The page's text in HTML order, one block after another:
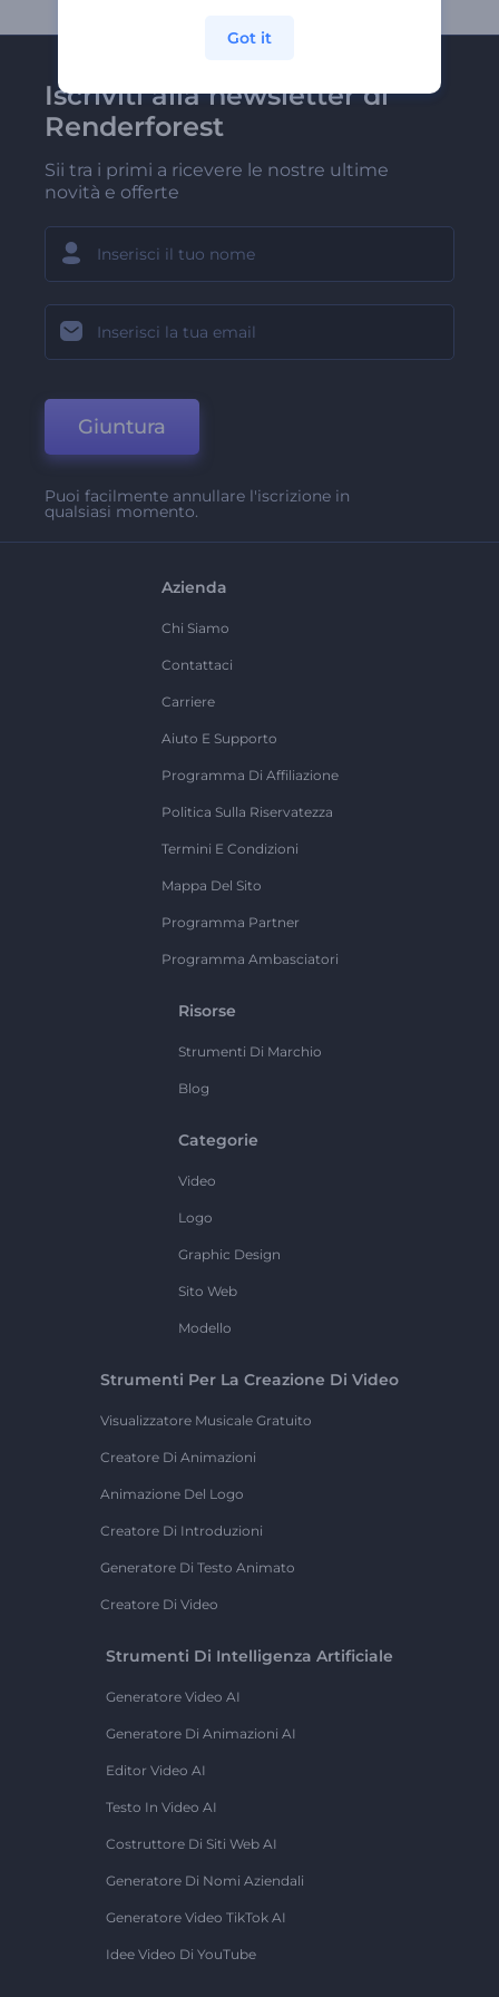
Iscriviti alla newsletter di
Renderforest
Sii tra i primi a ricevere le nostre ultime
novità e offerte
Giuntura
Puoi facilmente annullare l'iscrizione in
qualsiasi momento.
Azienda
Chi Siamo
Contattaci
Carriere
Aiuto E Supporto
Programma Di Affiliazione
Politica Sulla Riservatezza
Termini E Condizioni
Mappa Del Sito
Programma Partner
Programma Ambasciatori
Risorse
Strumenti Di Marchio
Blog
Categorie
Video
Logo
Graphic Design
Sito Web
Modello
Strumenti Per La Creazione Di Video
Visualizzatore Musicale Gratuito
Creatore Di Animazioni
Animazione Del Logo
Creatore Di Introduzioni
Generatore Di Testo Animato
Creatore Di Video
Strumenti Di Intelligenza Artificiale
Generatore Video AI
Generatore Di Animazioni AI
Editor Video AI
Testo In Video AI
Costruttore Di Siti Web AI
Generatore Di Nomi Aziendali
Generatore Video TikTok AI
Idee Video Di YouTube
Got it